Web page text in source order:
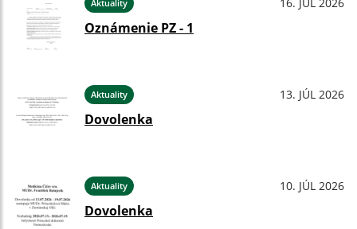
Aktuality
Oznámenie PZ - 1
Aktuality 13. JÚL 2026
Dovolenka
Aktuality 10. JÚL 2026
Dovolenka